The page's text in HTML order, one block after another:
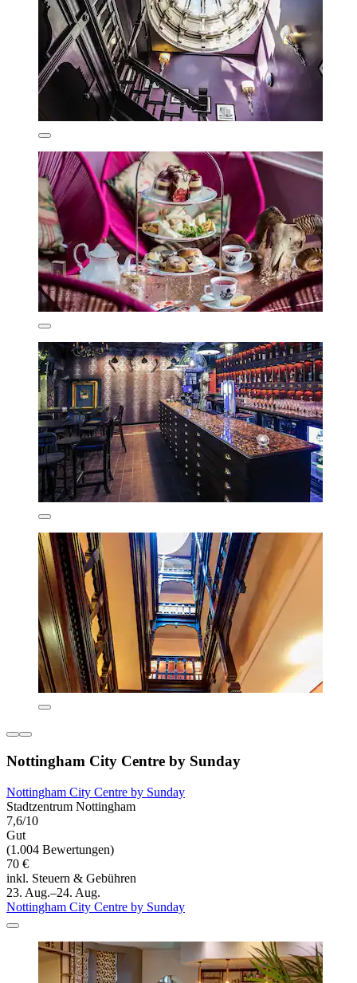
Nottingham City Centre by Sunday
Nottingham City Centre by Sunday
Stadtzentrum Nottingham
7,6/10
Gut
(1.004 Bewertungen)
70 €
inkl. Steuern & Gebühren
23. Aug.–24. Aug.
Nottingham City Centre by Sunday